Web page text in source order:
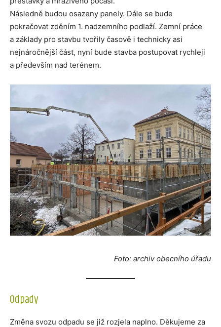
Následně budou osazeny panely. Dále se bude
pokračovat zděním 1. nadzemního podlaží. Zemní práce
a základy pro stavbu tvořily časově i technicky asi
nejnáročnější část, nyní bude stavba postupovat rychleji
a především nad terénem.
Foto: archiv obecního úřadu
Odpady
Změna svozu odpadu se již rozjela naplno. Děkujeme za